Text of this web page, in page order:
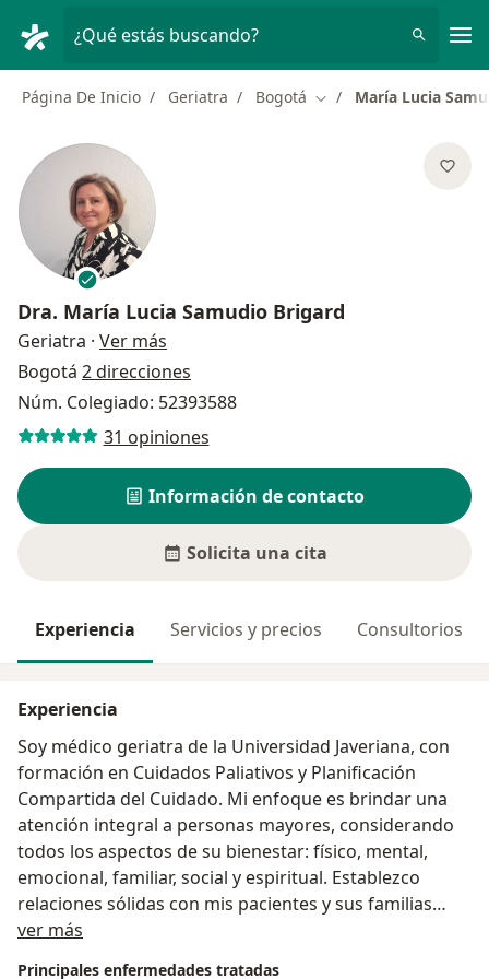
¿Qué estás buscando?
Página De Inicio Geriatra Bogotá Cambiar de ciudad
María Lucia
Dra. María Lucia Samudio Brigard
Geriatra · Ver más
Bogotá 2 direcciones
Núm. Colegiado: 52393588
31 opiniones
Información de contacto
Solicita una cita
Experiencia Servicios y precios Consultorios
Experiencia
Soy médico geriatra de la Universidad Javeriana, con
formación en Cuidados Paliativos y Planificación
Compartida del Cuidado. Mi enfoque es brindar una
atención integral a personas mayores, considerando
todos los aspectos de su bienestar: físico, mental,
emocional, familiar, social y espiritual. Establezco
relaciones sólidas con mis pacientes y sus familias
para comprender sus necesidades de manera
ver más
Principales enfermedades tratadas